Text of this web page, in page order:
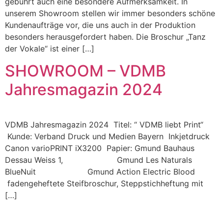
unserem Showroom stellen wir immer besonders schöne
Kundenaufträge vor, die uns auch in der Produktion
besonders herausgefordert haben. Die Broschur „Tanz
der Vokale“ ist einer […]
SHOWROOM – VDMB
Jahresmagazin 2024
VDMB Jahresmagazin 2024 Titel: “ VDMB liebt Print“
Kunde: Verband Druck und Medien Bayern Inkjetdruck
Canon varioPRINT iX3200 Papier: Gmund Bauhaus
Dessau Weiss 1, Gmund Les Naturals
BlueNuit Gmund Action Electric Blood
fadengeheftete Steifbroschur, Steppstichheftung mit
[…]